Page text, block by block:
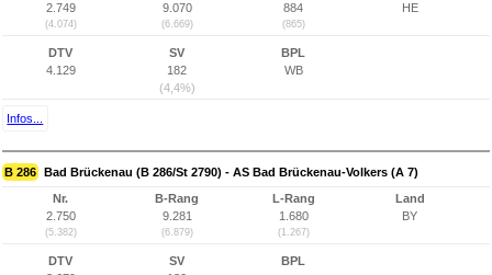
2.749
(4.074)
9.070
(6.669)
884
(865)
HE
DTV
4.129
SV
182
(4,4%)
BPL
WB
Infos...
B 286 Bad Brückenau (B 286/St 2790) - AS Bad Brückenau-Volkers (A 7)
Nr.
2.750
(5.382)
B-Rang
9.281
(6.879)
L-Rang
1.680
(1.267)
Land
BY
DTV
SV
BPL